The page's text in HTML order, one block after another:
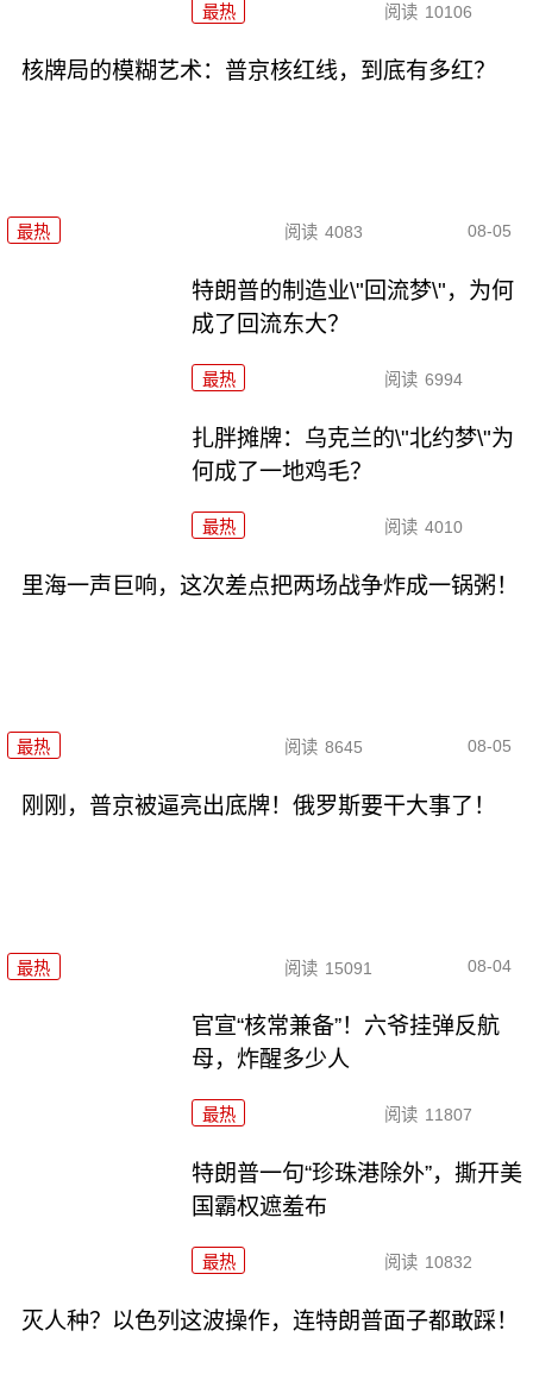
最热 阅读 10106
核牌局的模糊艺术：普京核红线，到底有多红？
最热 阅读 4083 08-05
特朗普的制造业\"回流梦\"，为何
成了回流东大？
最热 阅读 6994
扎胖摊牌：乌克兰的\"北约梦\"为
何成了一地鸡毛？
最热 阅读 4010
里海一声巨响，这次差点把两场战争炸成一锅粥！
最热 阅读 8645 08-05
刚刚，普京被逼亮出底牌！俄罗斯要干大事了！
最热 阅读 15091 08-04
官宣“核常兼备”！六爷挂弹反航
母，炸醒多少人
最热 阅读 11807
特朗普一句“珍珠港除外”，撕开美
国霸权遮羞布
最热 阅读 10832
灭人种？以色列这波操作，连特朗普面子都敢踩！